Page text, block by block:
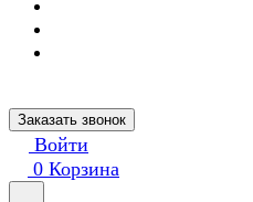
Заказать звонок
Войти
0 Корзина